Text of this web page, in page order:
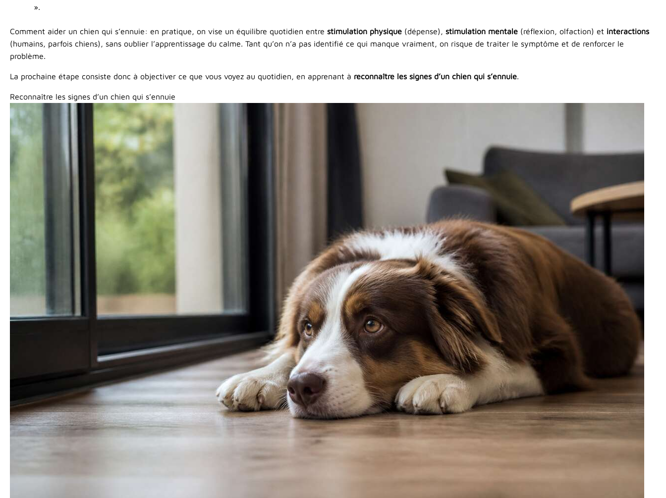
».
Comment aider un chien qui s’ennuie: en pratique, on vise un équilibre quotidien entre stimulation physique (dépense), stimulation mentale (réflexion, olfaction) et interactions
(humains, parfois chiens), sans oublier l’apprentissage du calme. Tant qu’on n’a pas identifié ce qui manque vraiment, on risque de traiter le symptôme et de renforcer le
problème.
La prochaine étape consiste donc à objectiver ce que vous voyez au quotidien, en apprenant à reconnaître les signes d’un chien qui s’ennuie.
Reconnaître les signes d’un chien qui s’ennuie